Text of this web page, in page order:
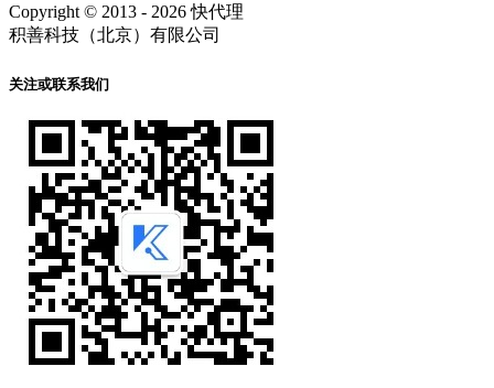
Copyright © 2013 - 2026 快代理
积善科技（北京）有限公司
关注或联系我们